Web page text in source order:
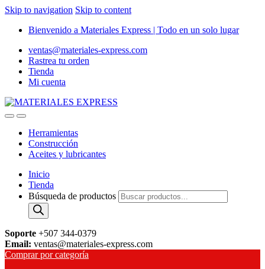
Skip to navigation Skip to content
Bienvenido a Materiales Express | Todo en un solo lugar
ventas@materiales-express.com
Rastrea tu orden
Tienda
Mi cuenta
Herramientas
Construcción
Aceites y lubricantes
Inicio
Tienda
Búsqueda de productos
Soporte +507 344-0379
Email: ventas@materiales-express.com
Comprar por categoría